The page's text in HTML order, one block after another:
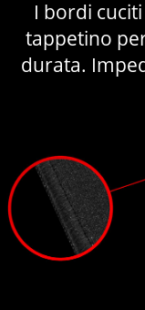
I bordi
tappetino
durata.